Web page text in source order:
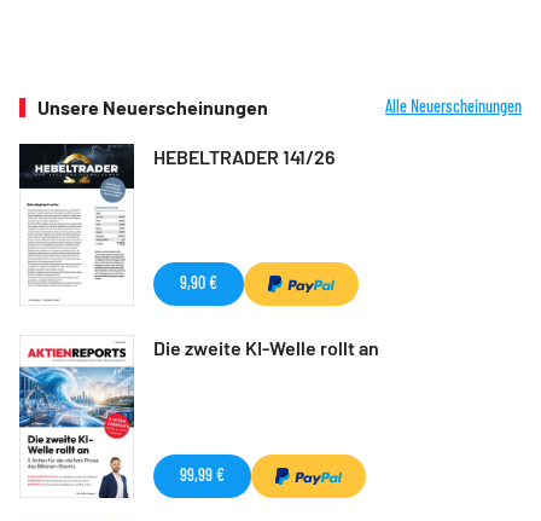
Unsere Neuerscheinungen Alle Neuerscheinungen
HEBELTRADER 141/26
9,90 €
Die zweite KI-Welle rollt an
99,99 €